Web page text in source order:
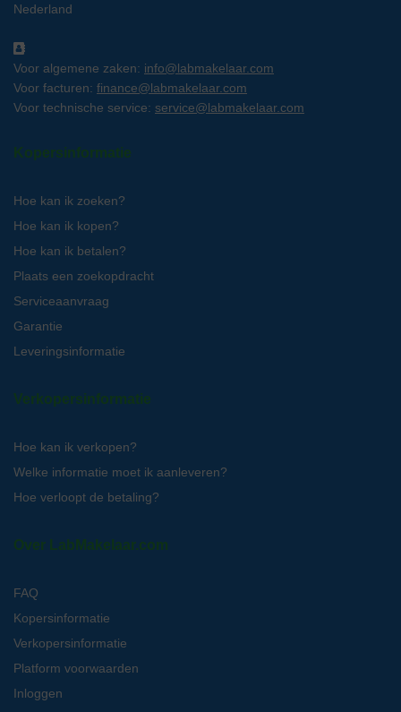
Nederland
Voor algemene zaken: info@labmakelaar.com
Voor facturen: finance@labmakelaar.com
Voor technische service: service@labmakelaar.com
Kopersinformatie
Hoe kan ik zoeken?
Hoe kan ik kopen?
Hoe kan ik betalen?
Plaats een zoekopdracht
Serviceaanvraag
Garantie
Leveringsinformatie
Verkopersinformatie
Hoe kan ik verkopen?
Welke informatie moet ik aanleveren?
Hoe verloopt de betaling?
Over LabMakelaar.com
FAQ
Kopersinformatie
Verkopersinformatie
Platform voorwaarden
Inloggen